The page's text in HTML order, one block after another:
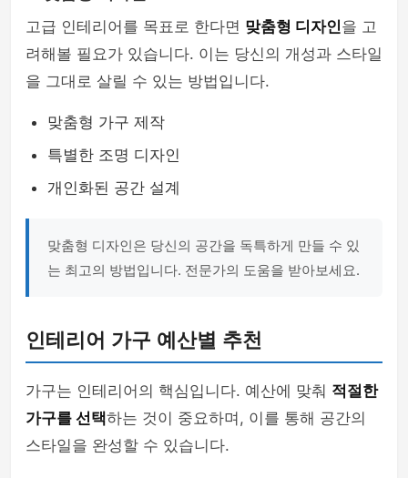
고급 인테리어를 목표로 한다면 맞춤형 디자인을 고
려해볼 필요가 있습니다. 이는 당신의 개성과 스타일
을 그대로 살릴 수 있는 방법입니다.
맞춤형 가구 제작
특별한 조명 디자인
개인화된 공간 설계
맞춤형 디자인은 당신의 공간을 독특하게 만들 수 있
는 최고의 방법입니다. 전문가의 도움을 받아보세요.
인테리어 가구 예산별 추천
가구는 인테리어의 핵심입니다. 예산에 맞춰 적절한
가구를 선택하는 것이 중요하며, 이를 통해 공간의
스타일을 완성할 수 있습니다.